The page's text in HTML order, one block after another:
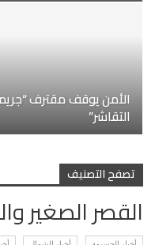
الأمن يوقف مقترف
التقاشر”
تصفح التصنيف
القصر الصغير